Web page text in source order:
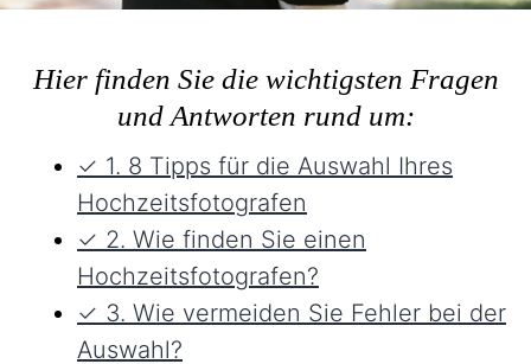
Hier finden Sie die wichtigsten Fragen
und Antworten rund um:
✓ 1. 8 Tipps für die Auswahl Ihres
Hochzeitsfotografen
✓ 2. Wie finden Sie einen
Hochzeitsfotografen?
✓ 3. Wie vermeiden Sie Fehler bei der
Auswahl?